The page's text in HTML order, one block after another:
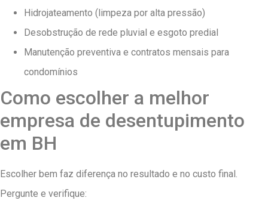
Hidrojateamento (limpeza por alta pressão)
Desobstrução de rede pluvial e esgoto predial
Manutenção preventiva e contratos mensais para
condomínios
Como escolher a melhor
empresa de desentupimento
em BH
Escolher bem faz diferença no resultado e no custo final.
Pergunte e verifique: